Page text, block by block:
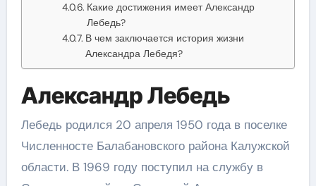
Какие достижения имеет Александр
Лебедь?
В чем заключается история жизни
Александра Лебедя?
Александр Лебедь
Лебедь родился 20 апреля 1950 года в поселке
Численносте Балабановского района Калужской
области. В 1969 году поступил на службу в